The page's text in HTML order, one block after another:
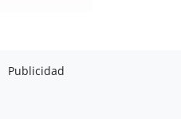
Publicidad